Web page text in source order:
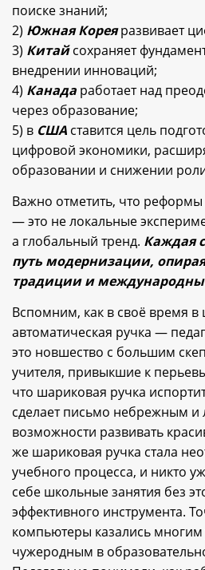
поиске знаний;
2) Южная Кореяразвивает
3) Китайсохраняет
внедрении инноваций;
4) Канада работает над
через образование;
5) в США ставится цель
цифровой экономики,
образовании и снижении роли
Важно отметить, что
— это не локальные
а глобальный тренд. Каждая
путь модернизации,
традиции и
Вспомним, как в своё время в
автоматическая ручка —
это новшество с большим
учителя, привыкшие к
что шариковая ручка
сделает письмо небрежным и
возможности развивать
же шариковая ручка стала
учебного процесса, и никто
себе школьные занятия без
эффективного инструмента.
компьютеры казались
чужеродным в